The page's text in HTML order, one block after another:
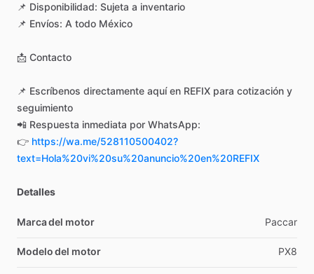
📌 Disponibilidad: Sujeta a inventario
📌 Envíos: A todo México
📩 Contacto
📌 Escríbenos directamente aquí en REFIX para cotización y
seguimiento
📲 Respuesta inmediata por WhatsApp:
👉 https://wa.me/528110500402?
text=Hola%20vi%20su%20anuncio%20en%20REFIX
Detalles
Marca del motor Paccar
Modelo del motor PX8